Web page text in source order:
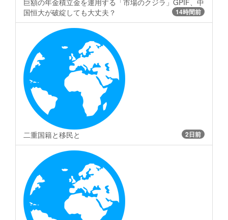
巨額の年金積立金を運用する「市場のクジラ」GPIF、中
国恒大が破綻しても大丈夫？
14時間前
二重国籍と移民と 2日前